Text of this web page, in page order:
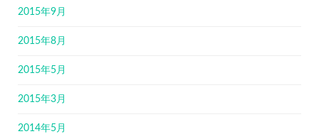
2015年9月
2015年8月
2015年5月
2015年3月
2014年5月